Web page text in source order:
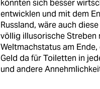
könnten sich besser
entwicklen und mit dem
Russland, wäre auch
völlig illusorische Streben
Weltmachstatus am Ende,
Geld da für Toiletten in
und andere